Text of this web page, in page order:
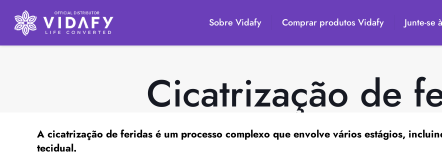
Sobre Vidafy Comprar produtos Vidafy Junte-
Cicatrização de
Acicatrização de feridas é um processo complexo que envolve vários estágios,
tecidual.